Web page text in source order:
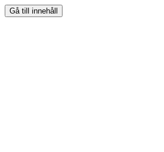
Gå till innehåll